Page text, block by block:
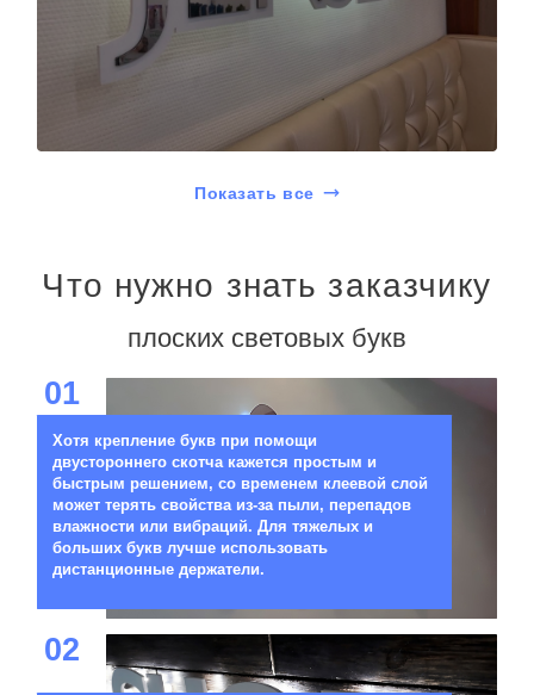
Показать все
Что нужно знать заказчику
плоских световых букв
01
Хотя крепление букв при помощи
двустороннего скотча кажется простым и
быстрым решением, со временем клеевой слой
может терять свойства из-за пыли, перепадов
влажности или вибраций. Для тяжелых и
больших букв лучше использовать
дистанционные держатели.
02